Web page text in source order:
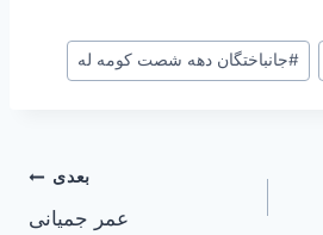
#جانباختگان دهه شصت کومه له
بعدی
عمر جمیانی